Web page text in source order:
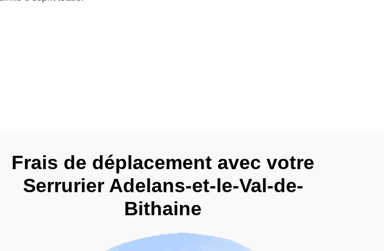
Frais de déplacement avec votre
Serrurier Adelans-et-le-Val-de-
Bithaine